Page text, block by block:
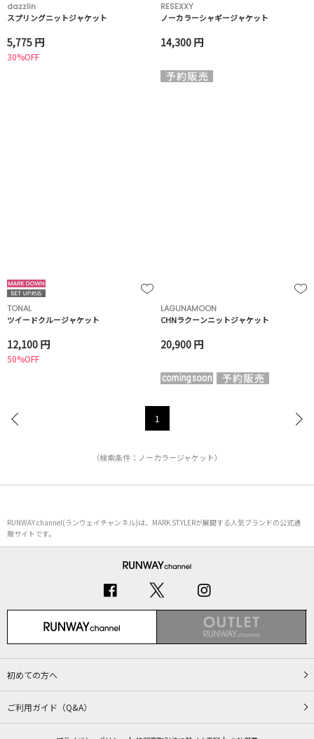
dazzlin
スプリングニットジャケット
5,775 円
30%OFF
RESEXXY
ノーカラーシャギージャケット
14,300 円
TONAL
ツイードクルージャケット
12,100 円
50%OFF
LAGUNAMOON
CHNラクーンニットジャケット
20,900 円
1
（検索条件：ノーカラージャケット）
RUNWAY channel(ランウェイチャンネル)は、MARK STYLERが展開する人気ブランドの公式通
販サイトです。
初めての方へ
ご利用ガイド（Q&A）